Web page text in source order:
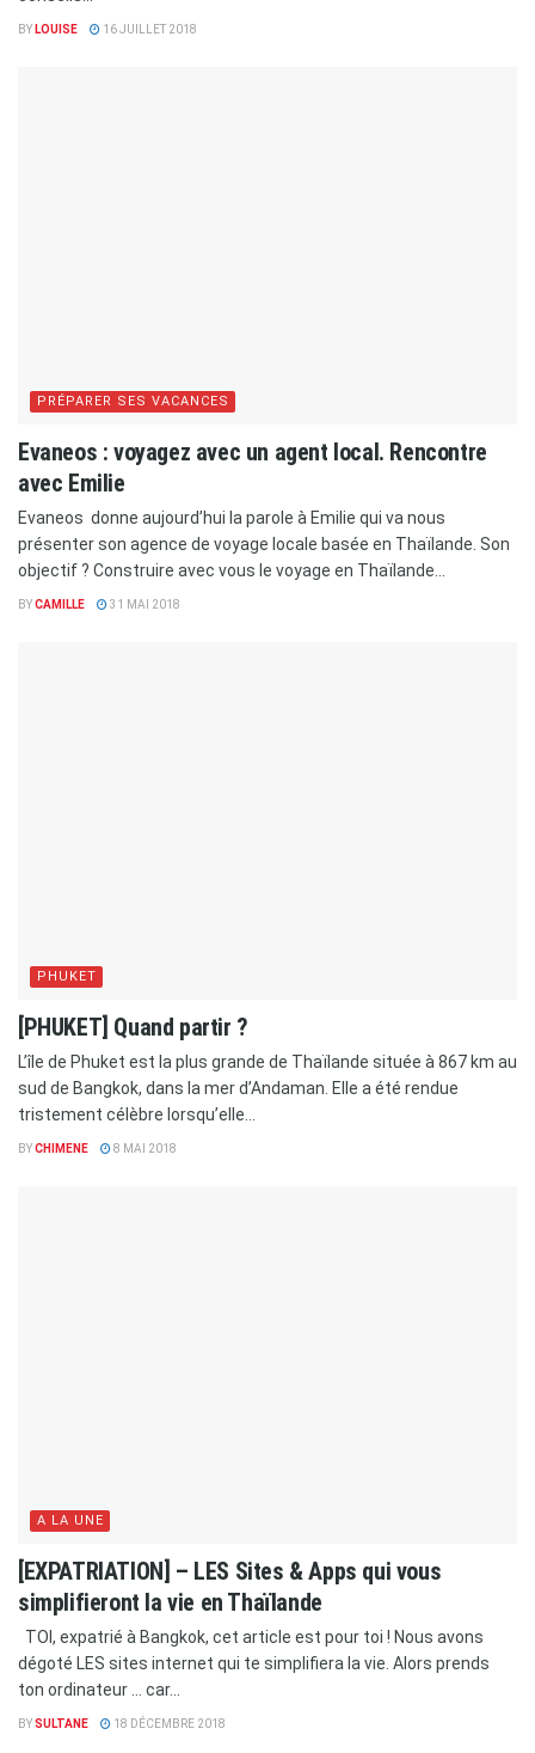
BY LOUISE 16 JUILLET 2018
PRÉPARER SES VACANCES
Evaneos : voyagez avec un agent local. Rencontre
avec Emilie
Evaneos donne aujourd’hui la parole à Emilie qui va nous
présenter son agence de voyage locale basée en Thaïlande. Son
objectif ? Construire avec vous le voyage en Thaïlande...
BYCAMILLE 31 MAI 2018
PHUKET
[PHUKET] Quand partir ?
L’île de Phuket est la plus grande de Thaïlande située à 867 km au
sud de Bangkok, dans la mer d’Andaman. Elle a été rendue
tristement célèbre lorsqu’elle...
BYCHIMENE 8 MAI 2018
A LA UNE
[EXPATRIATION] – LES Sites & Apps qui vous
simplifieront la vie en Thaïlande
TOI, expatrié à Bangkok, cet article est pour toi ! Nous avons
dégoté LES sites internet qui te simplifiera la vie. Alors prends
ton ordinateur … car...
BYSULTANE 18 DÉCEMBRE 2018